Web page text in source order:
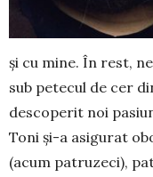
și cu mine. În rest,
sub petecul de cer
descoperit noi
Toni și-a asigurat
(acum patruzeci),